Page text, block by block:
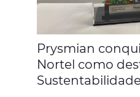
Prysmian
Nortel como